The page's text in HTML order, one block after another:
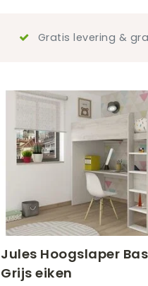
Gratis levering &
Jules Hoogslaper
Grijs eiken